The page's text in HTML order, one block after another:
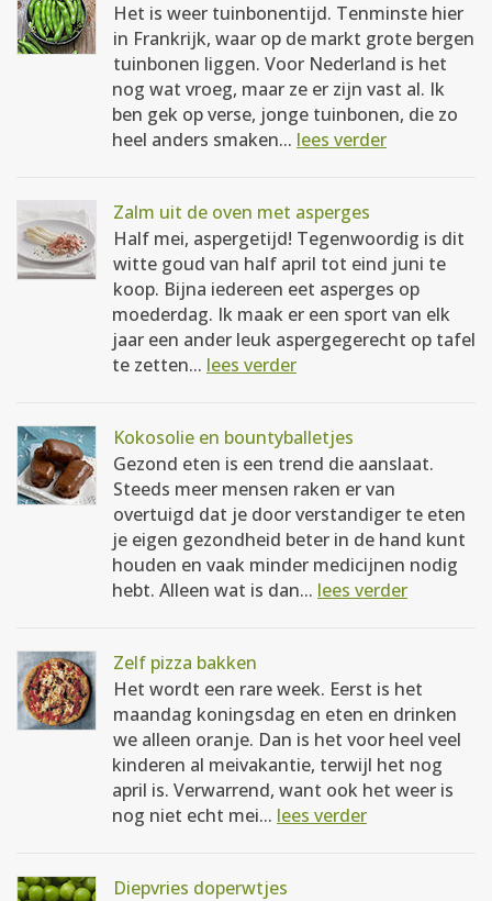
Het is weer tuinbonentijd. Tenminste hier
in Frankrijk, waar op de markt grote bergen
tuinbonen liggen. Voor Nederland is het
nog wat vroeg, maar ze er zijn vast al. Ik
ben gek op verse, jonge tuinbonen, die zo
heel anders smaken... lees verder
Zalm uit de oven met asperges
Half mei, aspergetijd! Tegenwoordig is dit
witte goud van half april tot eind juni te
koop. Bijna iedereen eet asperges op
moederdag. Ik maak er een sport van elk
jaar een ander leuk aspergegerecht op tafel
te zetten... lees verder
Kokosolie en bountyballetjes
Gezond eten is een trend die aanslaat.
Steeds meer mensen raken er van
overtuigd dat je door verstandiger te eten
je eigen gezondheid beter in de hand kunt
houden en vaak minder medicijnen nodig
hebt. Alleen wat is dan... lees verder
Zelf pizza bakken
Het wordt een rare week. Eerst is het
maandag koningsdag en eten en drinken
we alleen oranje. Dan is het voor heel veel
kinderen al meivakantie, terwijl het nog
april is. Verwarrend, want ook het weer is
nog niet echt mei... lees verder
Diepvries doperwtjes